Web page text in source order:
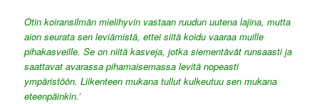
Otin koiransilmän mielihyvin vastaan ruudun uutena lajina, mutta
aion seurata sen leviämistä, ettei siitä koidu vaaraa muille
pihakasveille. Se on niitä kasveja, jotka siementävät runsaasti ja
saattavat avarassa pihamaisemassa levitä nopeasti
ympäristöön. Liikenteen mukana tullut kulkeutuu sen mukana
eteenpäinkin.’